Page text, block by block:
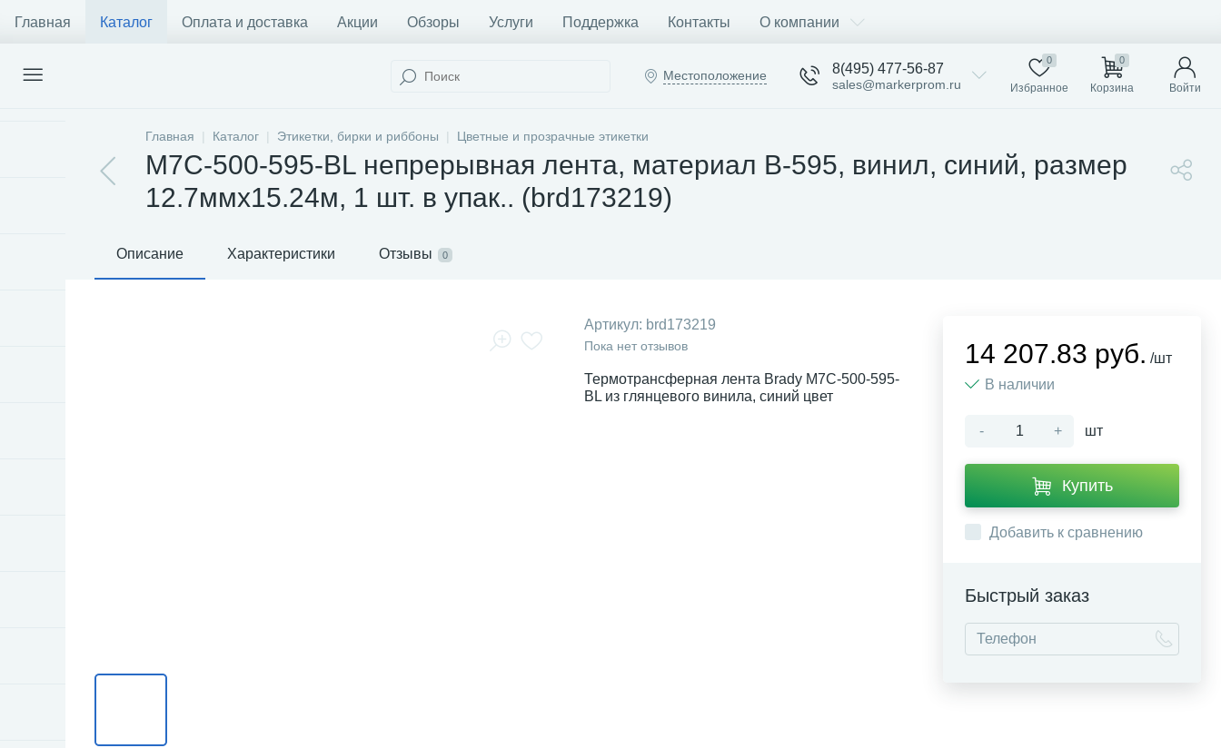
Главная Каталог Оплата и доставка Акции Обзоры Услуги Поддержка Контакты О компании
Местоположение 8(495) 477-56-87
sales@markerprom.ru
0
Избранное
0
Корзина Войти
Главная Каталог Этикетки, бирки и риббоны Цветные и прозрачные этикетки
M7C-500-595-BL непрерывная лента, материал B-595, винил, синий, размер
12.7ммх15.24м, 1 шт. в упак.. (brd173219)
Описание Характеристики Отзывы 0
Артикул: brd173219
Пока нет отзывов
Термотрансферная лента Brady M7C-500-595-
BL из глянцевого винила, синий цвет
14 207.83 руб. /шт
В наличии
- + шт
Купить
Добавить к сравнению
Быстрый заказ